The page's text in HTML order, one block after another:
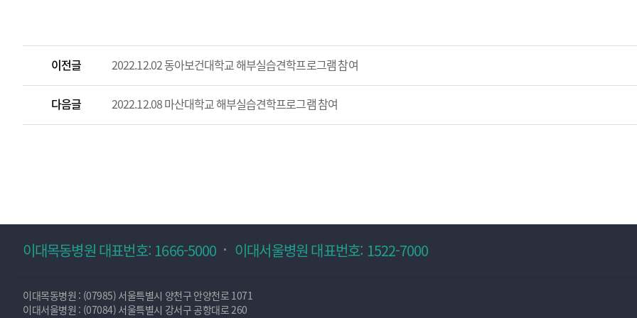
이전글 2022.12.02 동아보건대학교 해부실습견학프로그램 참여
다음글 2022.12.08 마산대학교 해부실습견학프로그램 참여
이대목동병원 대표번호: 1666-5000 이대서울병원 대표번호: 1522-7000
이대목동병원 : (07985) 서울특별시 양천구 안양천로 1071
이대서울병원 : (07084) 서울특별시 강서구 공항대로 260